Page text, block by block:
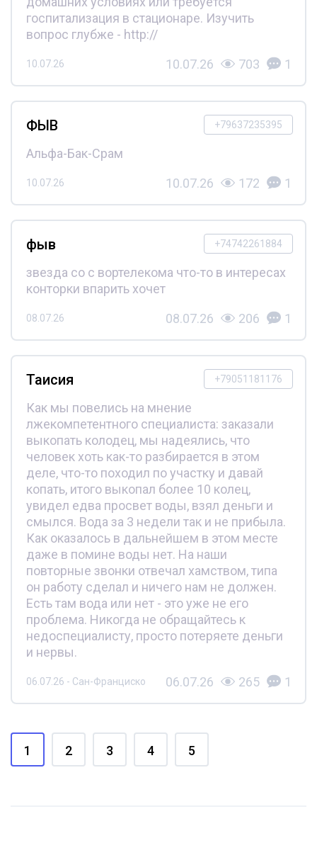
госпитализация в стационаре. Изучить
вопрос глубже - http://
10.07.26 10.07.26 703 1
+79637235395
ФЫВ
Альфа-Бак-Срам
10.07.26 10.07.26 172 1
+74742261884
фыв
звезда со с вортелекома что-то в интересах
конторки впарить хочет
08.07.26 08.07.26 206 1
+79051181176
Таисия
Как мы повелись на мнение
лжекомпетентного специалиста: заказали
выкопать колодец, мы надеялись, что
человек хоть как-то разбирается в этом
деле, что-то походил по участку и давай
копать, итого выкопал более 10 колец,
увидел едва просвет воды, взял деньги и
смылся. Вода за 3 недели так и не прибыла.
Как оказалось в дальнейшем в этом месте
даже в помине воды нет. На наши
повторные звонки отвечал хамством, типа
он работу сделал и ничего нам не должен.
Есть там вода или нет - это уже не его
проблема. Никогда не обращайтесь к
недоспециалисту, просто потеряете деньги
и нервы.
06.07.26 - Сан-Франциско 06.07.26 265 1
1 2 3 4 5